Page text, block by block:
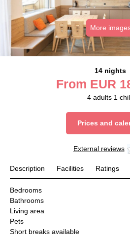
More
14 nights
From EUR
4 adults 1
Prices and
External reviews
Description Facilities Ratings
Bedrooms
Bathrooms
Living area
Pets
Short breaks available